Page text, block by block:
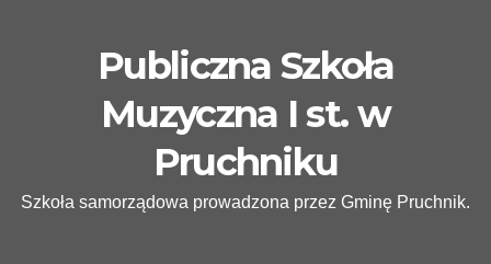
Publiczna Szkoła
Muzyczna I st. w
Pruchniku
Szkoła samorządowa prowadzona przez Gminę Pruchnik.